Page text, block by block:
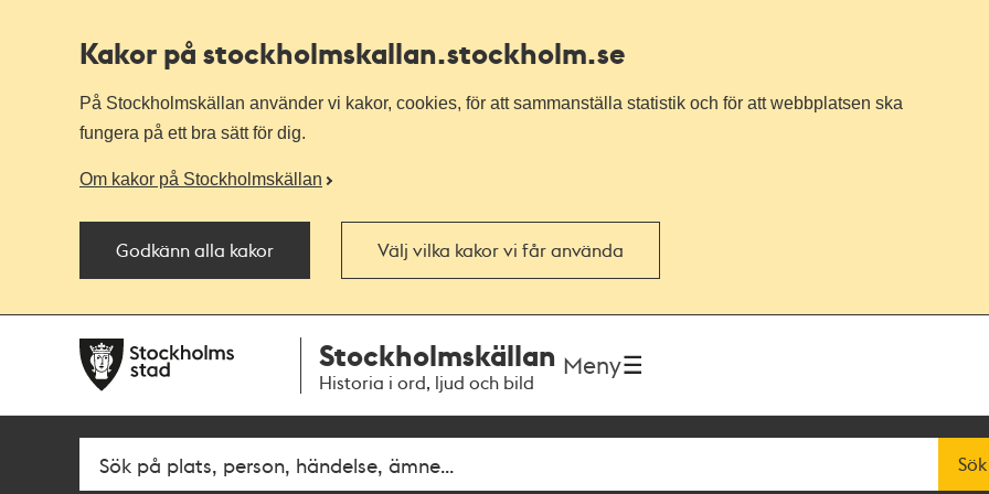
Kakor på stockholmskallan.stockholm.se
På Stockholmskällan använder vi kakor, cookies, för att sammanställa statistik och för att webbplatsen ska
fungera på ett bra sätt för dig.
Om kakor på Stockholmskällan
Godkänn alla kakor Välj vilka kakor vi får använda
navigationen
huvudinnehållet
Stockholmskällan
Historia i ord, ljud och bild
Meny
Fritextsök Sök